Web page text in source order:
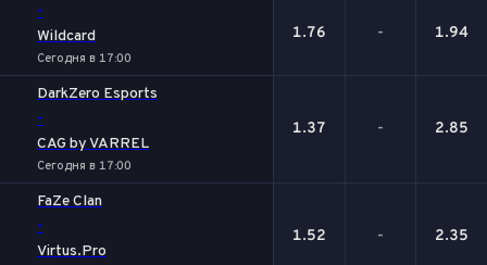
-
Wildcard
Сегодня в 17:00
1.76 - 1.94
DarkZero Esports
-
CAG by VARREL
Сегодня в 17:00
1.37 - 2.85
FaZe Clan
-
Virtus.Pro
1.52 - 2.35